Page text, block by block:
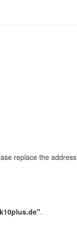
replace the address
.